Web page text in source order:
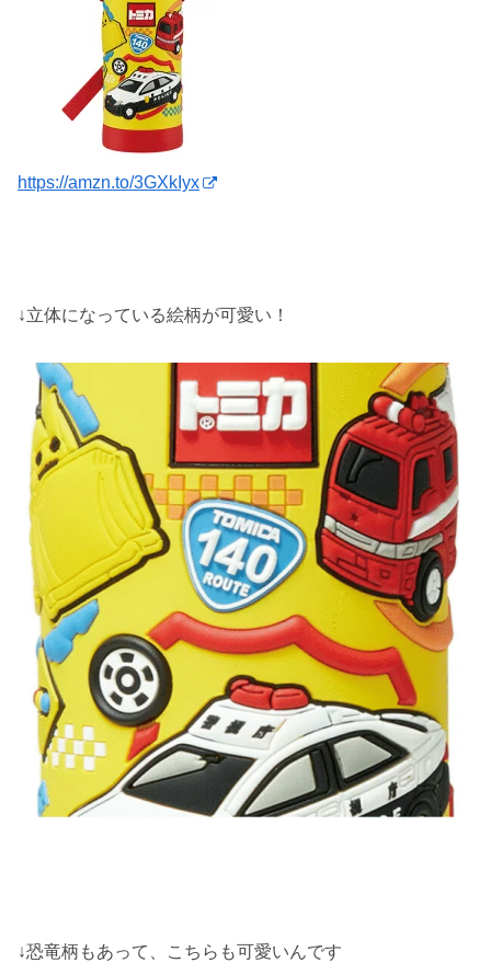
https://amzn.to/3GXkIyx
↓立体になっている絵柄が可愛い！
↓恐竜柄もあって、こちらも可愛いんです